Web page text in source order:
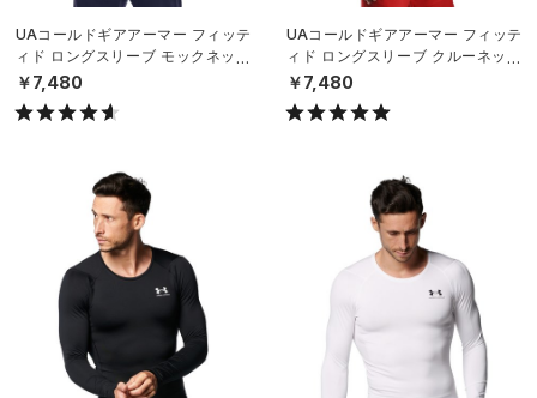
UAコールドギアアーマー フィッテ
ィド ロングスリーブ モックネック
シャツ（トレーニング/MEN）
￥7,480
UAコールドギアアーマー フィッテ
ィド ロングスリーブ クルーネック
シャツ（トレーニング/MEN）
￥7,480